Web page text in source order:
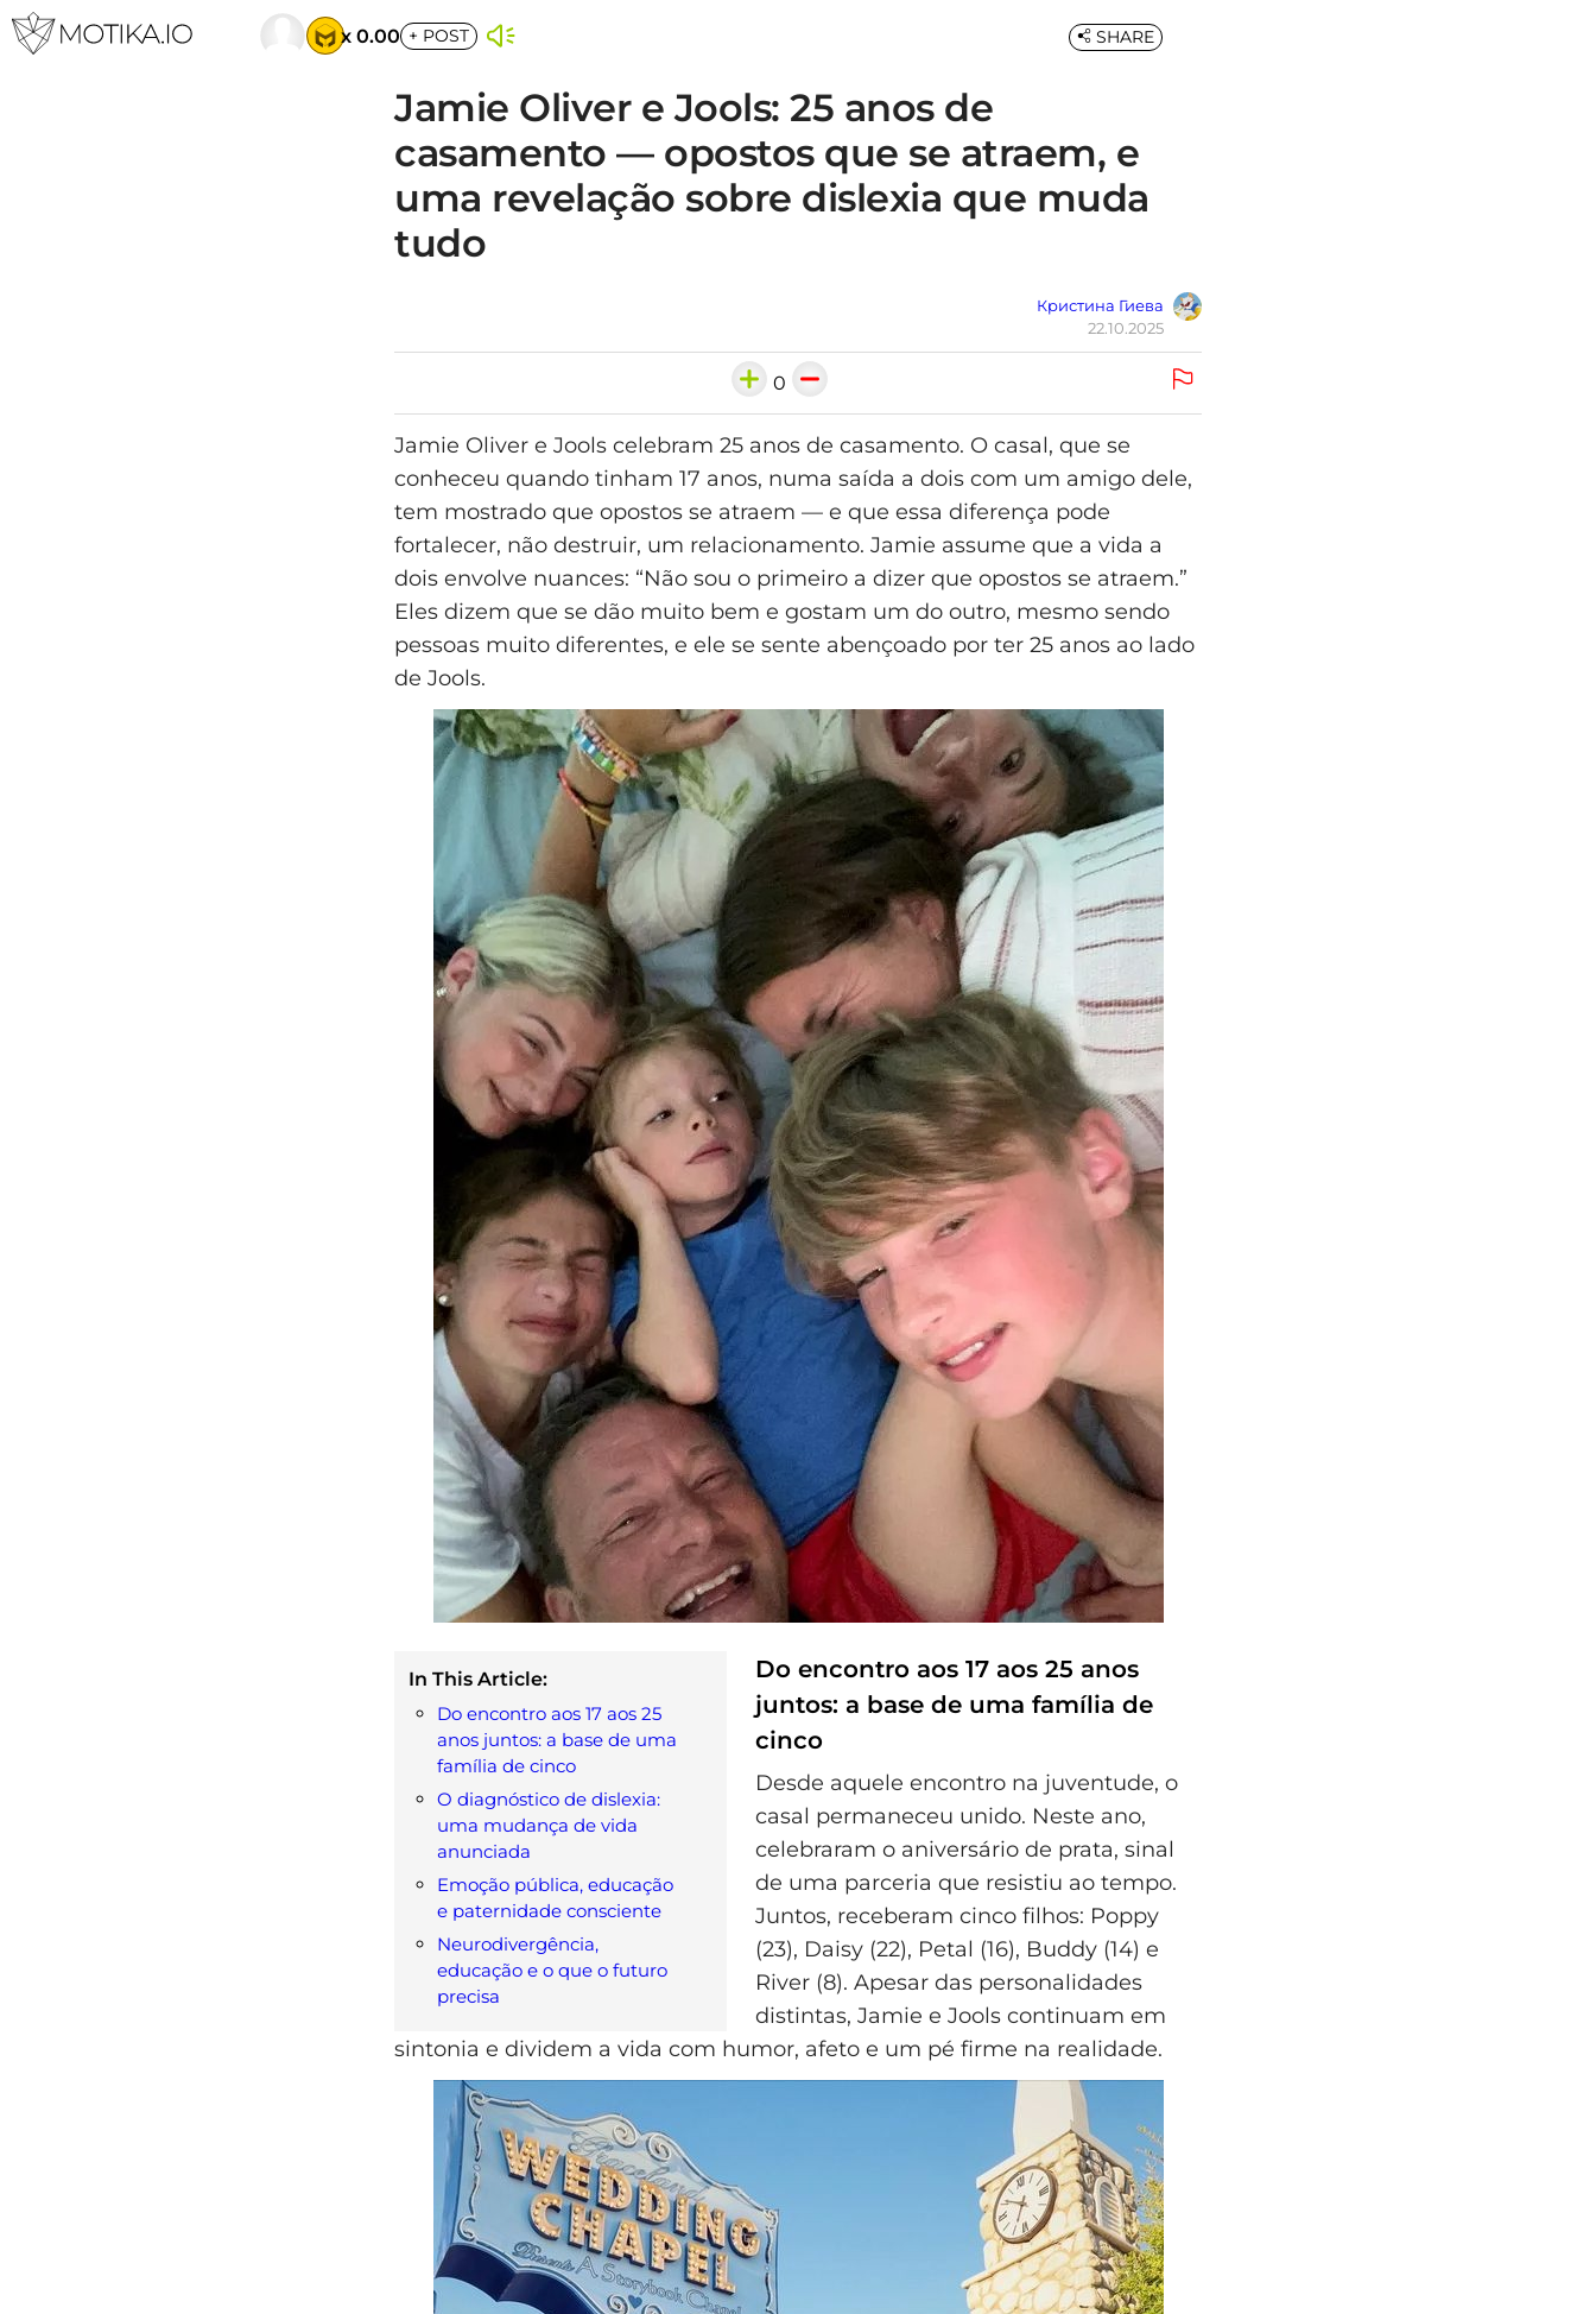
x 0.00 + POST
Jamie Oliver e Jools: 25 anos de
casamento — opostos que se atraem, e
uma revelação sobre dislexia que muda
tudo
Кристина Гиева
22.10.2025
SHARE
0
Jamie Oliver e Jools celebram 25 anos de casamento. O casal, que se
conheceu quando tinham 17 anos, numa saída a dois com um amigo dele,
tem mostrado que opostos se atraem — e que essa diferença pode
fortalecer, não destruir, um relacionamento. Jamie assume que a vida a
dois envolve nuances: “Não sou o primeiro a dizer que opostos se atraem.”
Eles dizem que se dão muito bem e gostam um do outro, mesmo sendo
pessoas muito diferentes, e ele se sente abençoado por ter 25 anos ao lado
de Jools.
In This Article:
Do encontro aos 17 aos 25
anos juntos: a base de uma
família de cinco
O diagnóstico de dislexia:
uma mudança de vida
anunciada
Emoção pública, educação
e paternidade consciente
Neurodivergência,
educação e o que o futuro
precisa
Do encontro aos 17 aos 25 anos
juntos: a base de uma família de
cinco
Desde aquele encontro na juventude, o
casal permaneceu unido. Neste ano,
celebraram o aniversário de prata, sinal
de uma parceria que resistiu ao tempo.
Juntos, receberam cinco filhos: Poppy
(23), Daisy (22), Petal (16), Buddy (14) e
River (8). Apesar das personalidades
distintas, Jamie e Jools continuam em
sintonia e dividem a vida com humor, afeto e um pé firme na realidade.